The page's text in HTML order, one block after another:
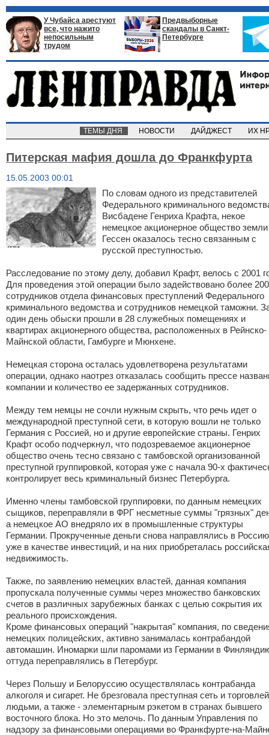
У Чубайса арестуют
все, что нажито
непосильным
трудом
Предвыборные
скандалы в Санкт-
Петербурге
ТЕМЫ ДНЯ НОВОСТИ ДАЙДЖЕСТ ИХ
Питерская мафия дошла до Франкфурта
15.05.2003 00:01
По словам одного из представителей
Федерального криминального
Висбадене Генриха Крафта, некое
немецкое акционерное общество земли
Гессен оказалось тесно связанным с
русской преступностью.
Расследование по этому делу, добавил Крафт, велось с 2001
Для проведения этой операции было задействовано более 200
сотрудников отдела финансовых преступлений Федерального
криминального ведомства и сотрудников немецкой таможни.
один день обыски прошли в 28 служебных помещениях и
квартирах акционерного общества, расположенных в Рейнско-
Майнской области, Гамбурге и Мюнхене.
Немецкая сторона осталась удовлетворена результатами
операции, однако наотрез отказалась сообщить прессе
компании и количество ее задержанных сотрудников.
Между тем немцы не сочли нужным скрыть, что речь идет о
международной преступной сети, в которую вошли не только
Германия с Россией, но и другие европейские страны. Генрих
Крафт особо подчеркнул, что подозреваемое акционерное
общество очень тесно связано с тамбовской организованной
преступной группировкой, которая уже с начала 90-х
контролирует весь криминальный бизнес Петербурга.
Именно члены тамбовской группировки, по данным немецких
сыщиков, переправляли в ФРГ несметные суммы "грязных"
а немецкое АО внедряло их в промышленные структуры
Германии. Прокрученные деньги снова направлялись в
уже в качестве инвестиций, и на них приобреталась
недвижимость.
Также, по заявлению немецких властей, данная компания
пропускала полученные суммы через множество банковских
счетов в различных зарубежных банках с целью сокрытия их
реального происхождения.
Кроме финансовых операций "накрытая" компания, по
немецких полицейских, активно занималась контрабандой
автомашин. Иномарки шли паромами из Германии в
оттуда переправлялись в Петербург.
Через Польшу и Белоруссию осуществлялась контрабанда
алкоголя и сигарет. Не брезговала преступная сеть и торговлей
людьми, а также - элементарным рэкетом в странах бывшего
восточного блока. Но это мелочь. По данным Управления по
надзору за финансовыми операциями во Франкфурте-на-